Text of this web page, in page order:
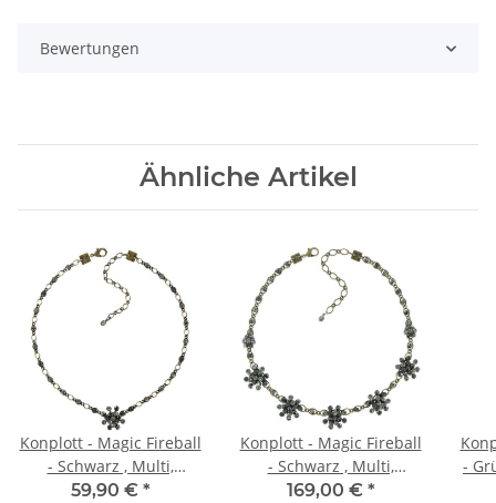
Bewertungen
Ähnliche Artikel
Konplott - Magic Fireball
- Schwarz , Multi,
Halskette
59,90 € *
Konplott - Magic Fireball
- Schwarz , Multi,
Halskette
169,00 € *
-